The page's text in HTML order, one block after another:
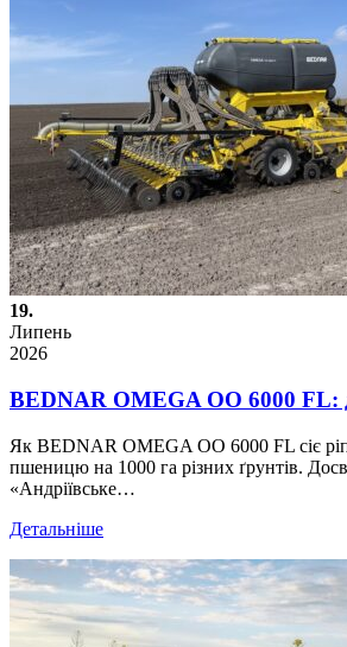
19.
Липень
2026
BEDNAR OMEGA OO 6000 FL:
Як BEDNAR OMEGA OO 6000 FL сіє
пшеницю на 1000 га різних ґрунтів.
«Андріївське…
Детальніше